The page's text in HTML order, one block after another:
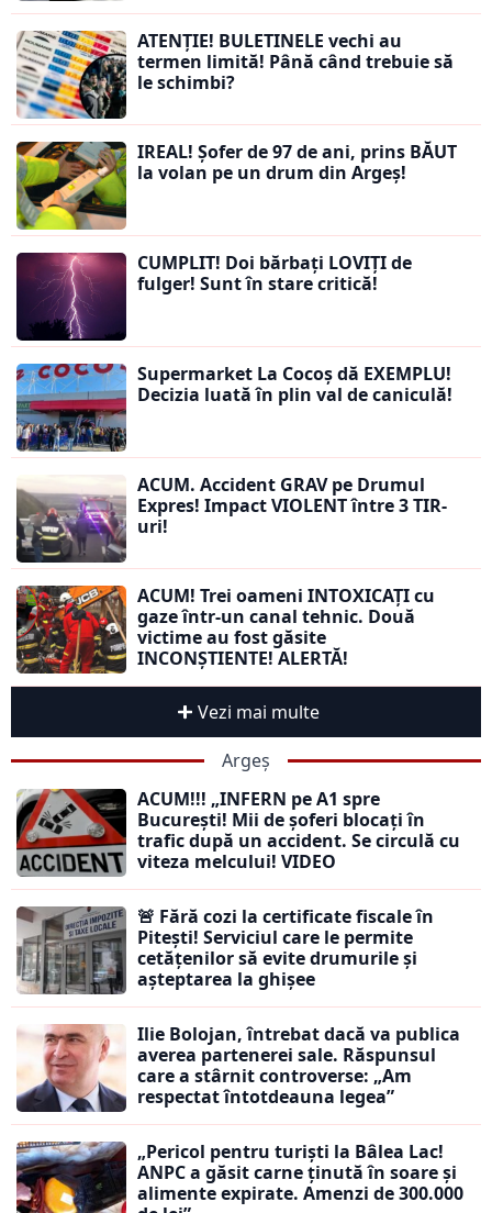
ATENȚIE! BULETINELE vechi au
termen limită! Până când trebuie să
le schimbi?
IREAL! Șofer de 97 de ani, prins BĂUT
la volan pe un drum din Argeș!
CUMPLIT! Doi bărbați LOVIȚI de
fulger! Sunt în stare critică!
Supermarket La Cocoș dă EXEMPLU!
Decizia luată în plin val de caniculă!
ACUM. Accident GRAV pe Drumul
Expres! Impact VIOLENT între 3 TIR-
uri!
ACUM! Trei oameni INTOXICAȚI cu
gaze într-un canal tehnic. Două
victime au fost găsite
INCONȘTIENTE! ALERTĂ!
Vezi mai multe
Argeș
ACUM!!! „INFERN pe A1 spre
București! Mii de șoferi blocați în
trafic după un accident. Se circulă cu
viteza melcului! VIDEO
🚨 Fără cozi la certificate fiscale în
Pitești! Serviciul care le permite
cetățenilor să evite drumurile și
așteptarea la ghișee
Ilie Bolojan, întrebat dacă va publica
averea partenerei sale. Răspunsul
care a stârnit controverse: „Am
respectat întotdeauna legea”
„Pericol pentru turiști la Bâlea Lac!
ANPC a găsit carne ținută în soare și
alimente expirate. Amenzi de 300.000